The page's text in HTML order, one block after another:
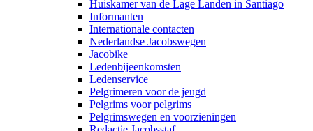
Huiskamer van de Lage Landen in Santiago
Informanten
Internationale contacten
Nederlandse Jacobswegen
Jacobike
Ledenbijeenkomsten
Ledenservice
Pelgrimeren voor de jeugd
Pelgrims voor pelgrims
Pelgrimswegen en voorzieningen